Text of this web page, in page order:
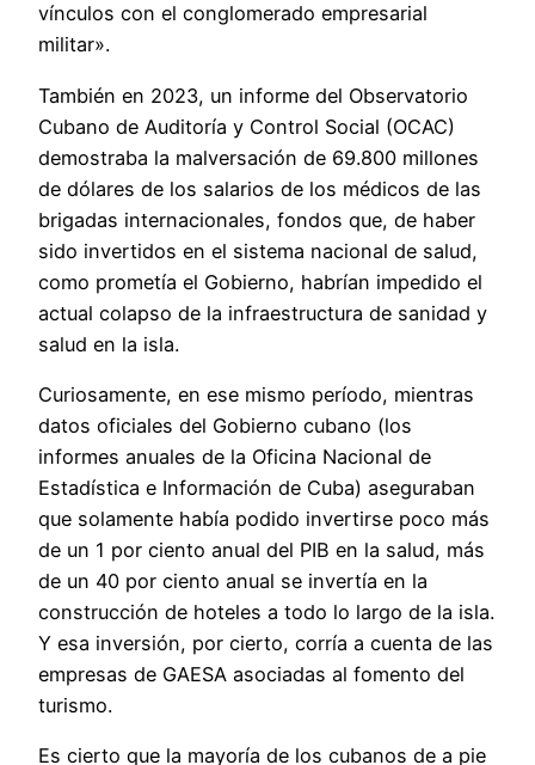
vínculos con el conglomerado empresarial
militar».
También en 2023, un informe del Observatorio
Cubano de Auditoría y Control Social (OCAC)
demostraba la malversación de 69.800 millones
de dólares de los salarios de los médicos de las
brigadas internacionales, fondos que, de haber
sido invertidos en el sistema nacional de salud,
como prometía el Gobierno, habrían impedido el
actual colapso de la infraestructura de sanidad y
salud en la isla.
Curiosamente, en ese mismo período, mientras
datos oficiales del Gobierno cubano (los
informes anuales de la Oficina Nacional de
Estadística e Información de Cuba) aseguraban
que solamente había podido invertirse poco más
de un 1 por ciento anual del PIB en la salud, más
de un 40 por ciento anual se invertía en la
construcción de hoteles a todo lo largo de la isla.
Y esa inversión, por cierto, corría a cuenta de las
empresas de GAESA asociadas al fomento del
turismo.
Es cierto que la mayoría de los cubanos de a pie